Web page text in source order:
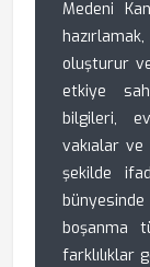
Medeni
oluşturur
etkiye
bilgileri,
vakıalar
şekilde
boşanma
farklılıklar